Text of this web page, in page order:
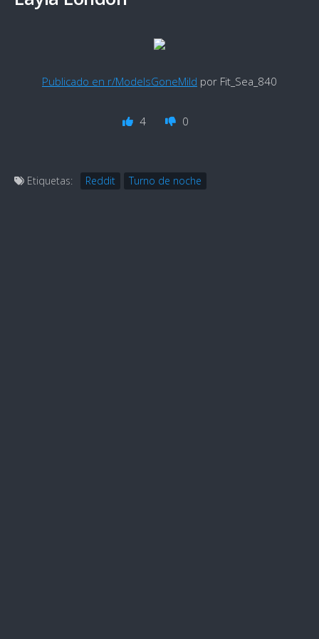
Publicado en r/ModelsGoneMild por Fit_Sea_840
4 0
Etiquetas: Reddit Turno de noche